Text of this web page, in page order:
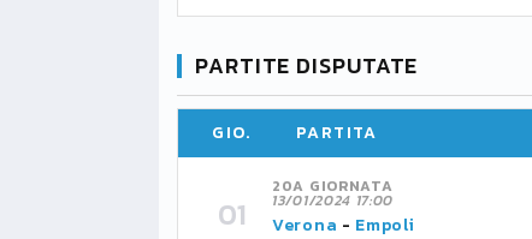
PARTITE DISPUTATE
GIO. PARTITA
20A GIORNATA
13/01/2024 17:00
Verona - Empoli